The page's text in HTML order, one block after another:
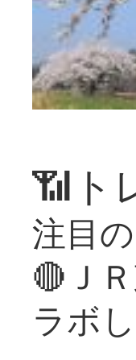
📶ト
注目
🔴Ｊ
ラボ